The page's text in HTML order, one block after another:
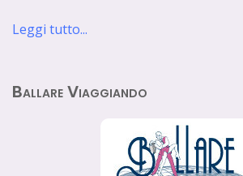
Leggi tutto...
Ballare Viaggiando